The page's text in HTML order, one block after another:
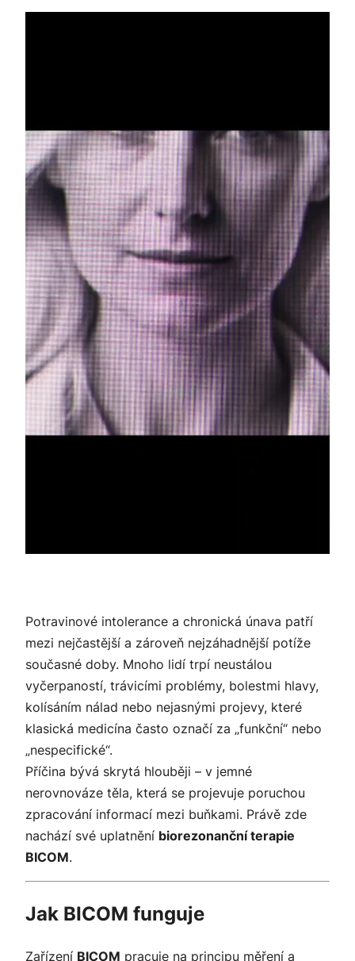
Potravinové intolerance a chronická únava patří
mezi nejčastější a zároveň nejzáhadnější potíže
současné doby. Mnoho lidí trpí neustálou
vyčerpaností, trávicími problémy, bolestmi hlavy,
kolísáním nálad nebo nejasnými projevy, které
klasická medicína často označí za „funkční“ nebo
„nespecifické“.
Příčina bývá skrytá hlouběji – v jemné
nerovnováze těla, která se projevuje poruchou
zpracování informací mezi buňkami. Právě zde
nachází své uplatnění biorezonanční terapie
BICOM.
Jak BICOM funguje
Zařízení BICOM pracuje na principu měření a